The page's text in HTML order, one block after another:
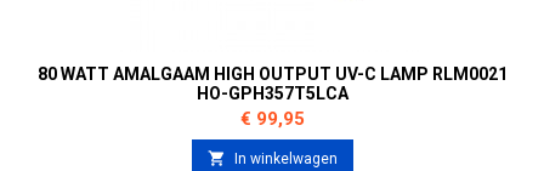
80 WATT AMALGAAM HIGH OUTPUT UV-C LAMP RLM0021
HO-GPH357T5LCA
Prijs
€ 99,95
 In winkelwagen